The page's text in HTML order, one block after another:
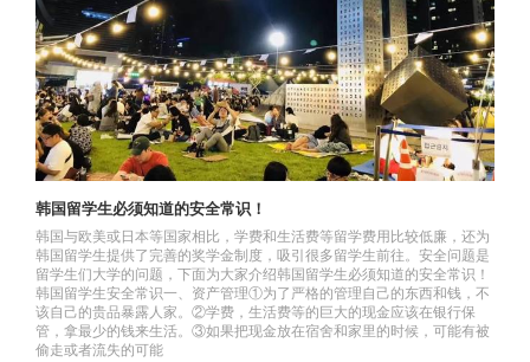
韩国留学生必须知道的安全常识！
韩国与欧美或日本等国家相比，学费和生活费等留学费用比较低廉，还为
韩国留学生提供了完善的奖学金制度，吸引很多留学生前往。安全问题是
留学生们大学的问题，下面为大家介绍韩国留学生必须知道的安全常识！
韩国留学生安全常识一、资产管理①为了严格的管理自己的东西和钱，不
该自己的贵品暴露人家。②学费，生活费等的巨大的现金应该在银行保
管，拿最少的钱来生活。③如果把现金放在宿舍和家里的时候，可能有被
偷走或者流失的可能